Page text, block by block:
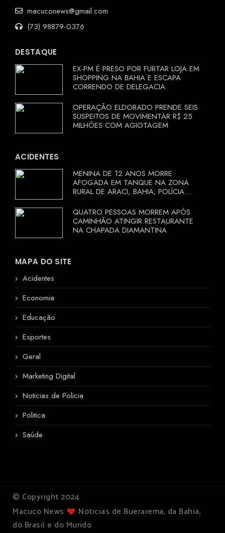
macuconews@gmail.com
(73) 98879-0376
DESTAQUE
EX-PM É PRESO POR FURTAR LOJA EM
SHOPPING NA BAHIA E ESCAPA
CORRENDO DE DELEGACIA
OPERAÇÃO ELDORADO PRENDE SEIS
SUSPEITOS DE MOVIMENTAR R$ 25
MILHÕES COM AGIOTAGEM
ACIDENTES
MENINA DE 12 ANOS MORRE
AFOGADA EM TANQUE NA ZONA
RURAL DE ARACI, BAHIA; POLÍCIA
QUATRO PESSOAS MORREM APÓS
CAMINHÃO ATINGIR RESTAURANTE
NA CHAPADA DIAMANTINA
MAPA DO SITE
Acidentes
Economia
Educação
Esportes
Geral
Marketing Digital
Noticias de Policia
Politica
Saúde
© Copyright 2024
Macuco News
Noticias de Buerarema, da Bahia,
do Brasil e do Mundo